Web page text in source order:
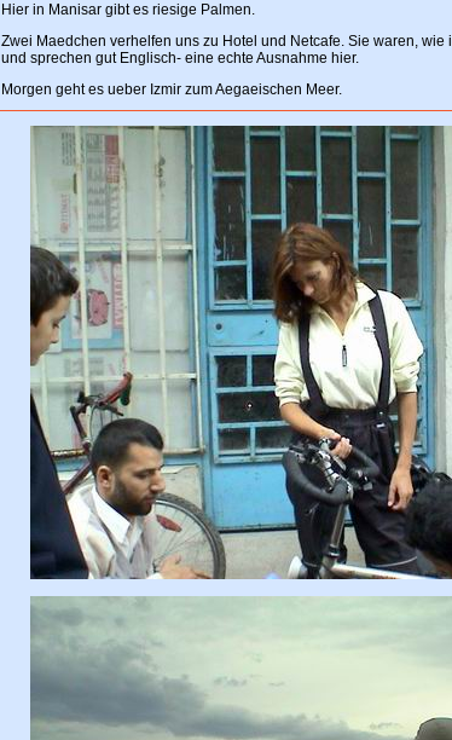
Hier in Manisar gibt es riesige Palmen.
Zwei Maedchen verhelfen uns zu Hotel und Netcafe. Sie waren, wie
und sprechen gut Englisch- eine echte Ausnahme hier.
Morgen geht es ueber Izmir zum Aegaeischen Meer.